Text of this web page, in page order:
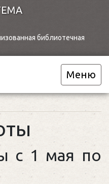
библиотечная
Меню
с 1 мая по